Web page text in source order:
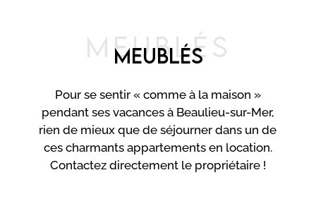
MEUBLÉS
MEUBLÉS
Pour se sentir « comme à la maison »
pendant ses vacances à Beaulieu-sur-Mer,
rien de mieux que de séjourner dans un de
ces charmants appartements en location.
Contactez directement le propriétaire !